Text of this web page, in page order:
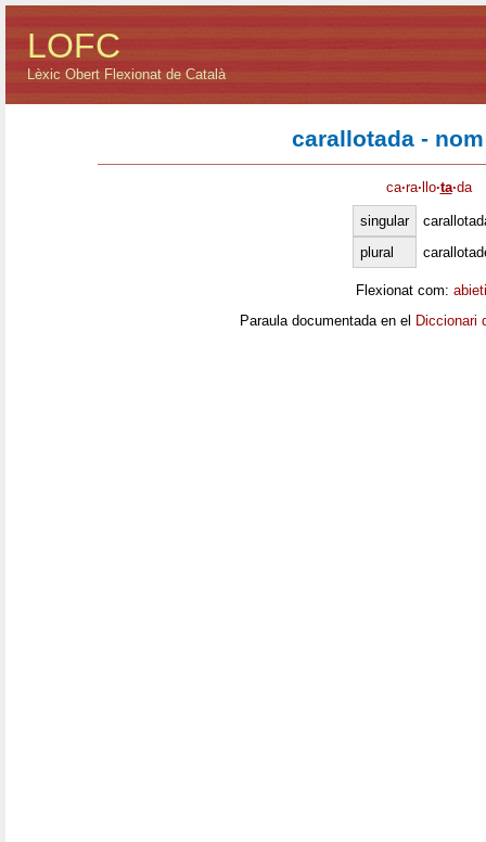
LOFC
Lèxic Obert Flexionat de Català
carallotada -
ca·ra· llo·ta·da
singular
plural
Flexionat com:
Paraula documentada en el Diccionari